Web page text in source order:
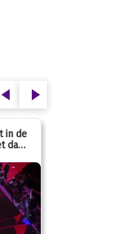
in de
dan